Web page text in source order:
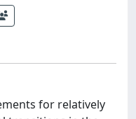
for relatively